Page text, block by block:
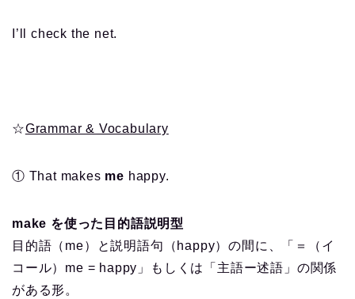
I’ll check the net.
☆Grammar & Vocabulary
① That makes me happy.
make を使った目的語説明型
目的語（me）と説明語句（happy）の間に、「＝（イ
コール）me = happy」もしくは「主語ー述語」の関係
がある形。